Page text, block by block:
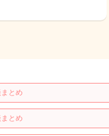
とめ
とめ